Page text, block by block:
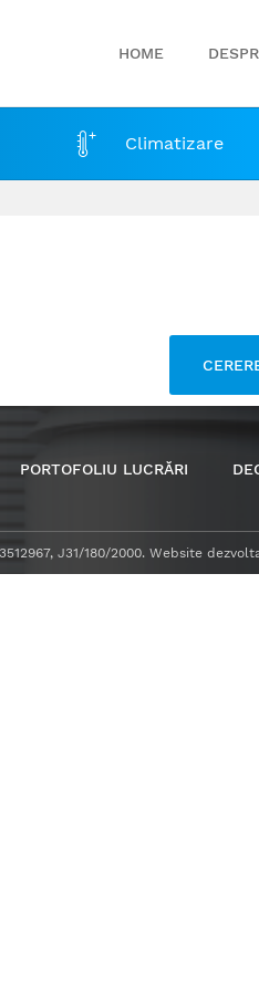
HOME
Climatizare
PORTOFOLIU LUCRĂRI
J31/180/2000. Website